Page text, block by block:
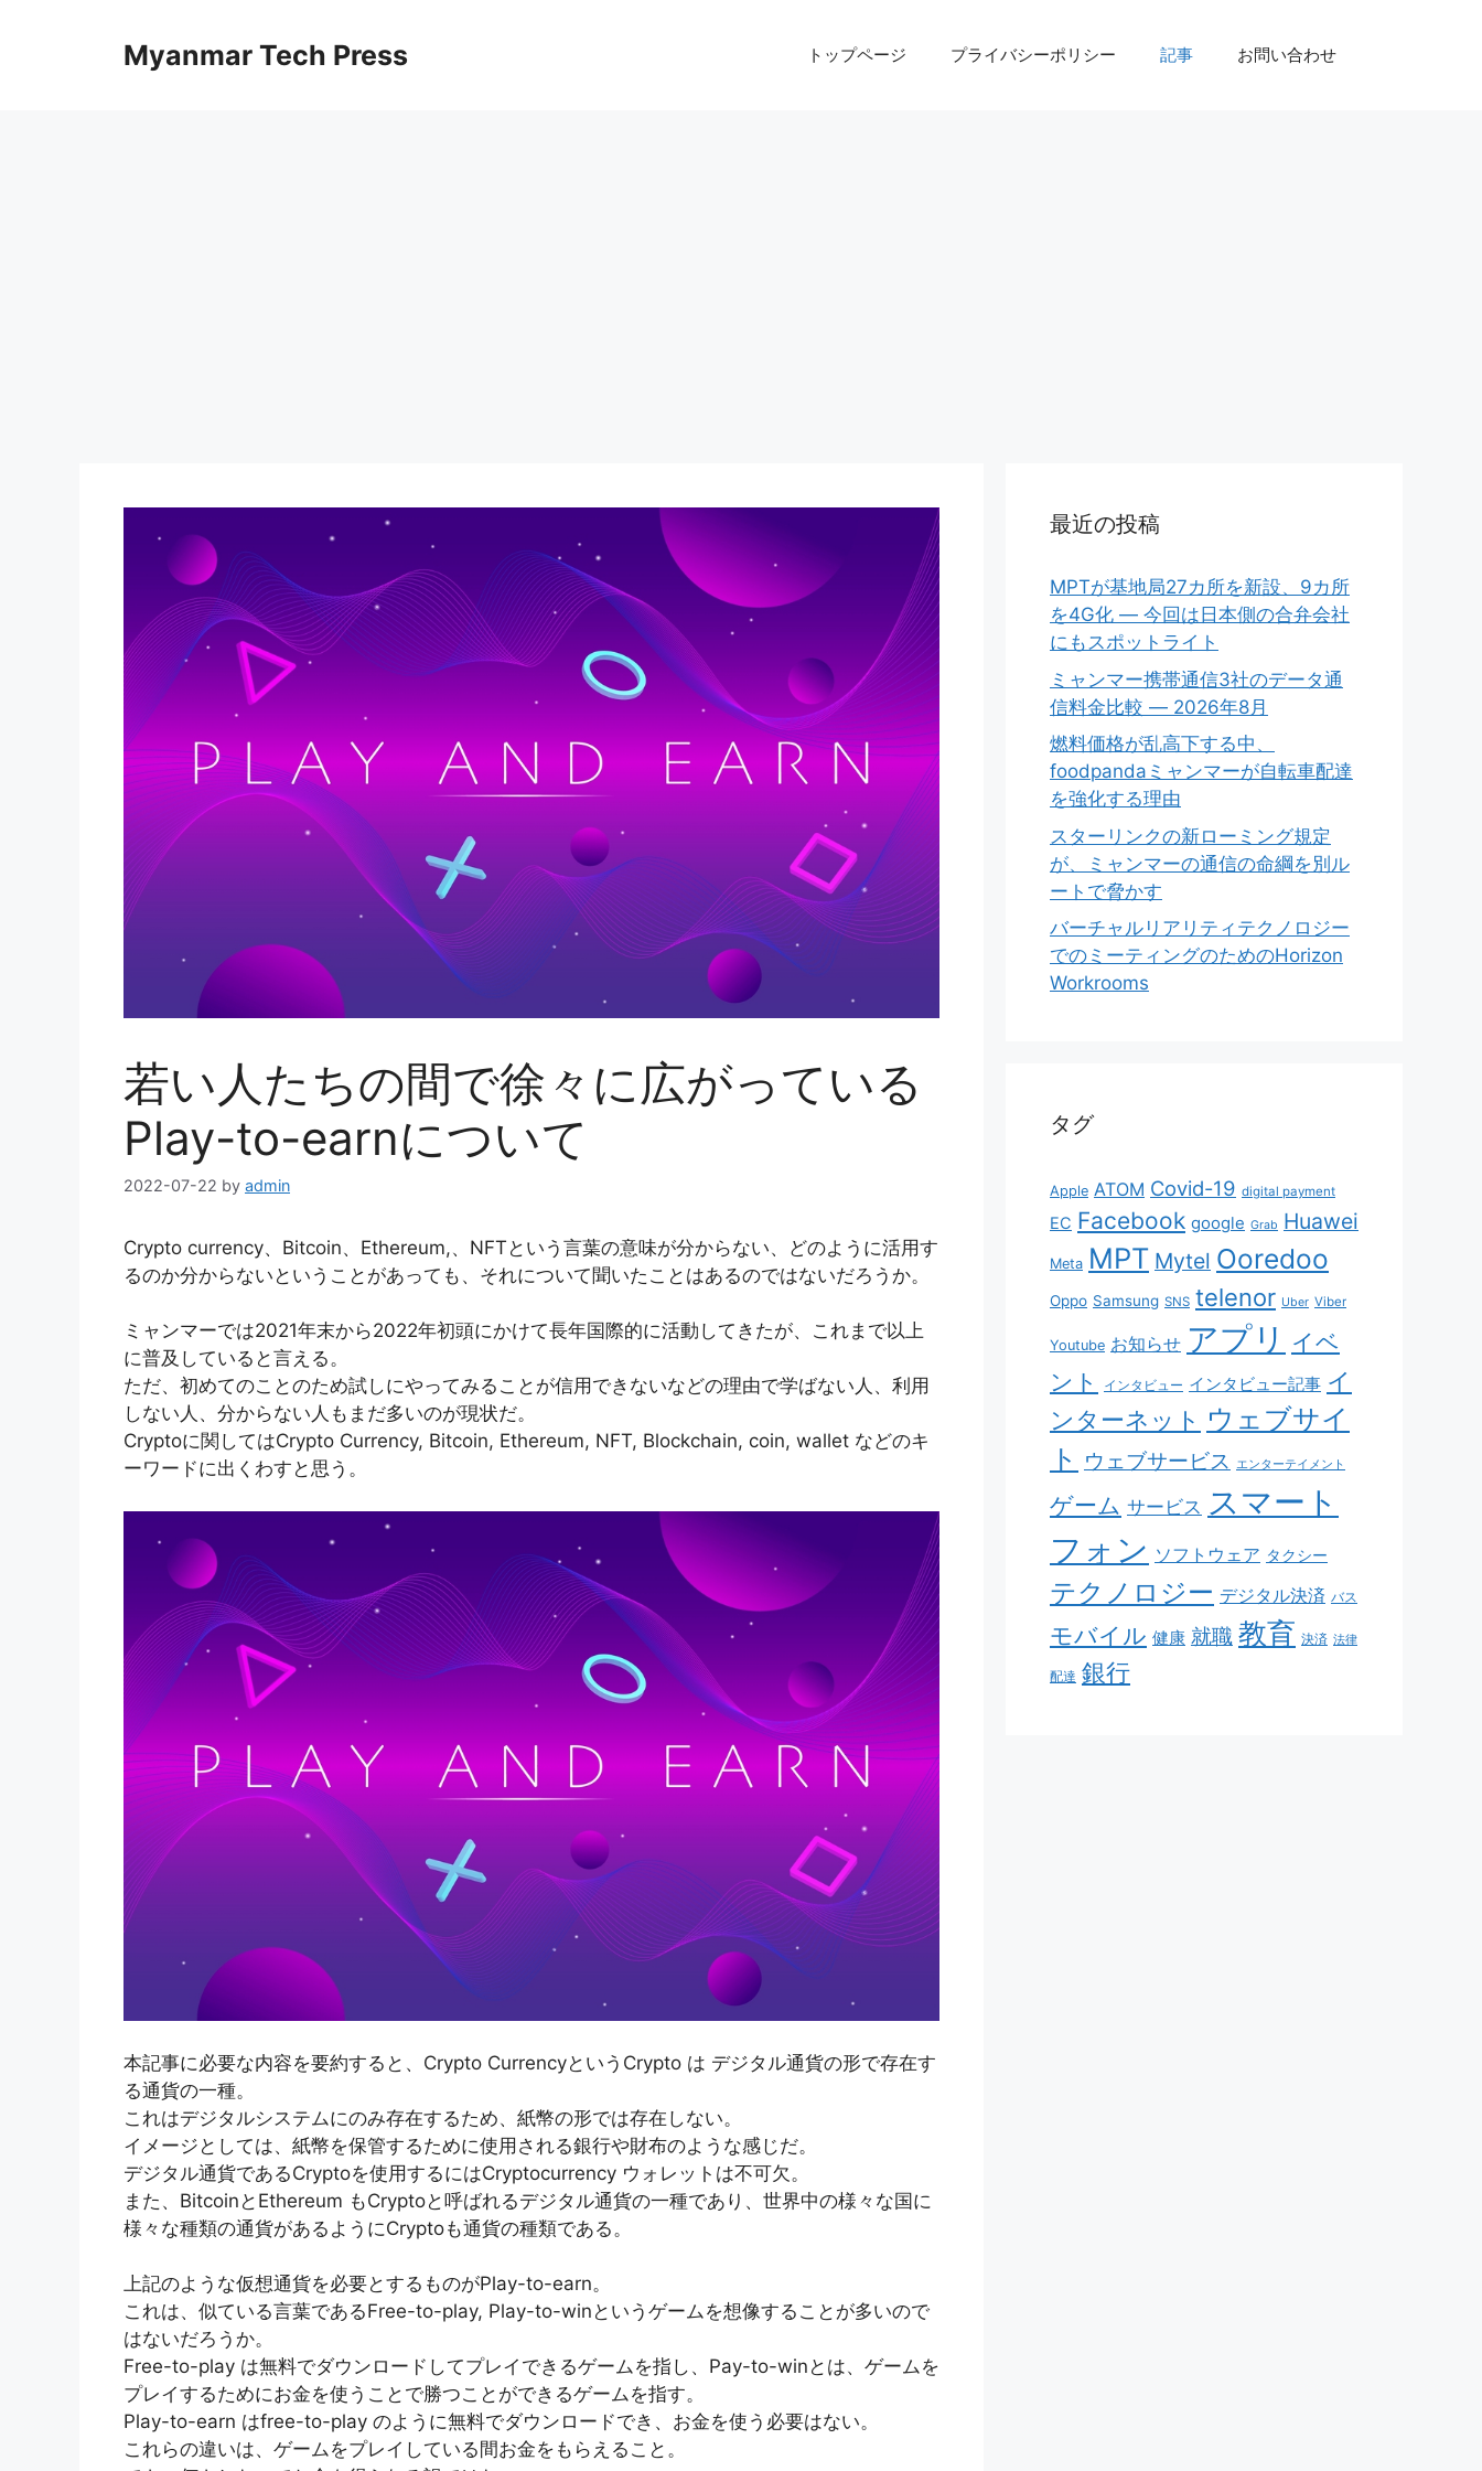
Myanmar Tech Press トップページ プライバシーポリシー 記事 お問い合わせ
若い人たちの間で徐々に広がっている
Play-to-earnについて
2022-07-22 by admin
Crypto currency、Bitcoin、Ethereum,、NFTという言葉の意味が分からない、どのように活用す
るのか分からないということがあっても、それについて聞いたことはあるのではないだろうか。
ミャンマーでは2021年末から2022年初頭にかけて長年国際的に活動してきたが、これまで以上
に普及していると言える。
ただ、初めてのことのため試しにやってみることが信用できないなどの理由で学ばない人、利用
しない人、分からない人もまだ多いのが現状だ。
Cryptoに関してはCrypto Currency, Bitcoin, Ethereum, NFT, Blockchain, coin, wallet などのキ
ーワードに出くわすと思う。
本記事に必要な内容を要約すると、Crypto CurrencyというCrypto は デジタル通貨の形で存在す
る通貨の一種。
これはデジタルシステムにのみ存在するため、紙幣の形では存在しない。
イメージとしては、紙幣を保管するために使用される銀行や財布のような感じだ。
デジタル通貨であるCryptoを使用するにはCryptocurrency ウォレットは不可欠。
また、BitcoinとEthereum もCryptoと呼ばれるデジタル通貨の一種であり、世界中の様々な国に
様々な種類の通貨があるようにCryptoも通貨の種類である。
上記のような仮想通貨を必要とするものがPlay-to-earn。
これは、似ている言葉であるFree-to-play, Play-to-winというゲームを想像することが多いので
はないだろうか。
Free-to-play は無料でダウンロードしてプレイできるゲームを指し、Pay-to-winとは、ゲームを
プレイするためにお金を使うことで勝つことができるゲームを指す。
Play-to-earn はfree-to-play のように無料でダウンロードでき、お金を使う必要はない。
これらの違いは、ゲームをプレイしている間お金をもらえること。
最近の投稿
MPTが基地局27カ所を新設、9カ所
を4G化 ― 今回は日本側の合弁会社
にもスポットライト
ミャンマー携帯通信3社のデータ通
信料金比較 ― 2026年8月
燃料価格が乱高下する中、
foodpandaミャンマーが自転車配達
を強化する理由
スターリンクの新ローミング規定
が、ミャンマーの通信の命綱を別ル
ートで脅かす
バーチャルリアリティテクノロジー
でのミーティングのためのHorizon
Workrooms
タグ
Apple ATOM Covid-19 digital payment
EC Facebook google Grab Huawei
Meta MPT Mytel Ooredoo
Oppo Samsung SNS telenor Uber Viber
Youtube お知らせ アプリ イベ
ント
インタビュー インタビュー記事 イ
ンターネット ウェブサイ
ト ウェブサービス エンターテイメント
ゲーム サービス スマート
フォン ソフトウェア タクシー
テクノロジー デジタル決済 バス
モバイル 健康 就職 教育 決済 法律
配達 銀行